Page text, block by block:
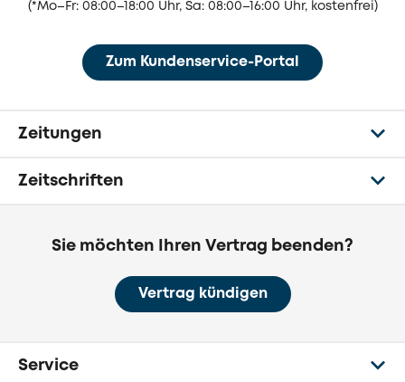
(*Mo–Fr: 08:00–18:00 Uhr, Sa: 08:00–16:00 Uhr, kostenfrei)
Zum Kundenservice-Portal
Zeitungen
Zeitschriften
Sie möchten Ihren Vertrag beenden?
Vertrag kündigen
Service